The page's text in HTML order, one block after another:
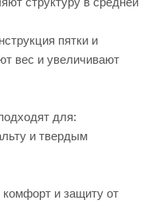
пятки и
вес и увеличивают
для:
и твердым
и защиту от